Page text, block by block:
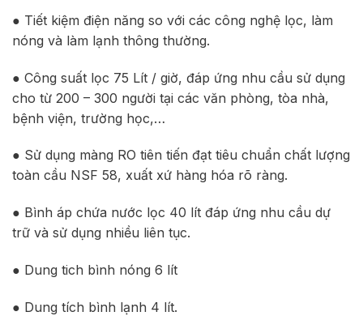
● Tiết kiệm điện năng so với các công nghệ lọc, làm
nóng và làm lạnh thông thường.
● Công suất lọc 75 Lít / giờ, đáp ứng nhu cầu sử dụng
cho từ 200 – 300 người tại các văn phòng, tòa nhà,
bệnh viện, trường học,…
● Sử dụng màng RO tiên tiến đạt tiêu chuẩn chất lượng
toàn cầu NSF 58, xuất xứ hàng hóa rõ ràng.
● Bình áp chứa nước lọc 40 lít đáp ứng nhu cầu dự
trữ và sử dụng nhiều liên tục.
● Dung tich bình nóng 6 lít
● Dung tích bình lạnh 4 lít.